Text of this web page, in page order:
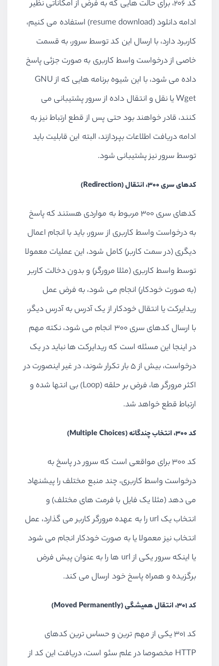
کد 206، برای حالت هایی که به فرض از امکاناتی نظیر
ادامه دانلود (resume download) استفاده می کنیم،
کاربرد دارد، با ارسال این کد توسط سرور، به قسمت
خاصی از درخواست واسط کاربری به صورت جزئی پاسخ
داده می شود، با این شیوه برنامه هایی که از GNU
Wget یا نقل و انتقال داده از سرور پشتیبانی می
کنند، قادر خواهند بود حتی پس از قطع ارتباط نیز به
ادامه دریافت اطلاعات بپردازند، البته این قابلیت باید
توسط سرور نیز پشتیبانی شود.
کدهای سری 300، انتقال (Redirection)
کدهای سری 300 مربوط به مواردی هستند که پاسخ
به درخواست واسط کاربری از سرور، باید با انجام اعمال
دیگری (در سمت کاربر) کامل شود، این عملیات معمولا
توسط واسط کاربری (مثلا مرورگر) و بدون دخالت کاربر
(به صورت خودکار) انجام می شود، به فرض عمل
ریدایرکت یا انتقال خودکار از یک آدرس به آدرس دیگر،
با ارسال کدهای سری 300 انجام می شود، نکته مهم
در اینجا این مسئله است که ریدایرکت ها نباید در یک
درخواست، بیش از 5 بار تکرار شوند، در غیر اینصورت در
اکثر مرورگر ها، فرض بر حلقه (Loop) بی انتها شده و
ارتباط قطع خواهد شد.
کد 300، انتخاب چندگانه (Multiple Choices)
کد 300 برای مواقعی است که سرور در پاسخ به
درخواست واسط کاربری، چند منبع مختلف را پیشنهاد
می دهد (مثلا یک فایل با فرمت های مختلف) و
انتخاب یک url را به عهده مرورگر کاربر می گذارد، عمل
انتخاب نیز معمولا یا به صورت خودکار انجام می شود
یا اینکه سرور یکی از url ها را به عنوان پیش فرض
برگزیده و همراه پاسخ خود ارسال می کند.
کد 301، انتقال همیشگی (Moved Permanently)
کد 301 یکی از مهم ترین و حساس ترین کدهای
HTTP مخصوصا در علم سئو است، دریافت این کد از